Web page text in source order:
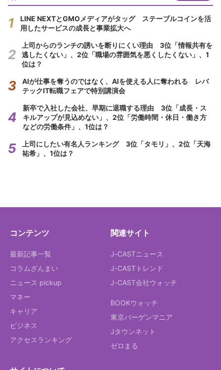
LINE NEXTとGMOメディアがタッグ ステーブルコインを活
用したサービスの成長と事業拡大へ
上司からのランチの誘いを断りにくい理由 3位「情報共有を
逃したくない」、2位「職場の雰囲気を悪くしたくない」、1
位は？
AIが仕事を奪うのではなく、AIを使える人に奪われる レバ
テックIT転職フェアで特別講演会
新卒で入社した会社、早期に退職する理由 3位「成長・ス
キルアップが見込めない」、2位「労働時間・休日・働き方
などの労働条件」、1位は？
上司にしたい有名人ランキング 3位「タモリ」、2位「天海
祐希」、1位は？
コンテンツ
最新記事一覧
コラムざんまい
ニュース pickup
マネー
キャリア
ビジネス
アクセスランキング
関連サイト
J-CASTニュース
J-CASTトレンド
J-CAST会社ウォッチ
BOOKウォッチ
東京バーゲンマニア
Jタウンネット
ゼロまる